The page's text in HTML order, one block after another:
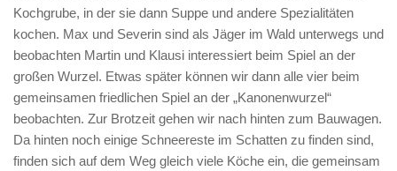
Pädagogisches Konzept
Ausrüstung im Kindergarten
Wochenpläne
Kochgrube, in der sie dann Suppe und andere Spezialitäten
kochen. Max und Severin sind als Jäger im Wald unterwegs und
beobachten Martin und Klausi interessiert beim Spiel an der
großen Wurzel. Etwas später können wir dann alle vier beim
gemeinsamen friedlichen Spiel an der „Kanonenwurzel“
beobachten. Zur Brotzeit gehen wir nach hinten zum Bauwagen.
Da hinten noch einige Schneereste im Schatten zu finden sind,
finden sich auf dem Weg gleich viele Köche ein, die gemeinsam